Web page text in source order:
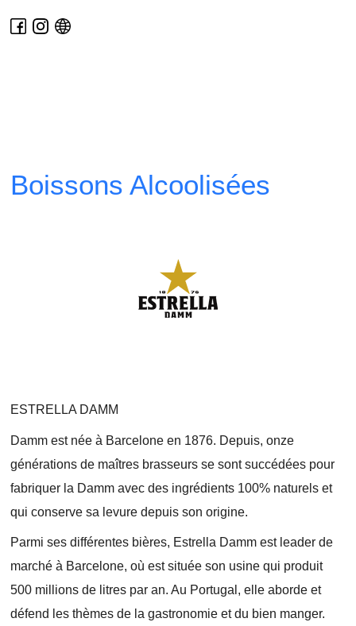
Boissons Alcoolisées
ESTRELLA DAMM
Damm est née à Barcelone en 1876. Depuis, onze
générations de maîtres brasseurs se sont succédées pour
fabriquer la Damm avec des ingrédients 100% naturels et
qui conserve sa levure depuis son origine.
Parmi ses différentes bières, Estrella Damm est leader de
marché à Barcelone, où est située son usine qui produit
500 millions de litres par an. Au Portugal, elle aborde et
défend les thèmes de la gastronomie et du bien manger.